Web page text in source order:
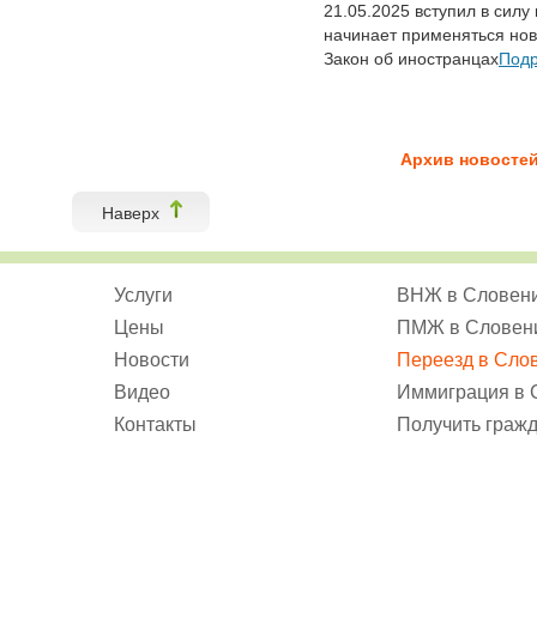
21.05.2025 вступил в силу
начинает применяться
Закон об иностранцах
Архив
Наверх
Услуги
Цены
Новости
Видео
Контакты
ВНЖ в
ПМЖ в
Переезд в
Иммиграция в
Получить